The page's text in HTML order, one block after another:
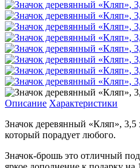
Описание Характеристики
Значок деревянный «Кляп», 3,5
который порадует любого.
Значок-брошь это отличный